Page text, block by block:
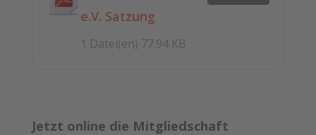
e.V. Satzung
1 Datei(en) 77.94 KB
Jetzt online die Mitgliedschaft